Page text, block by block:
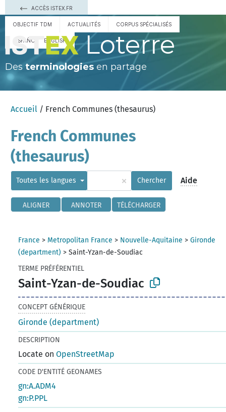
ACCÈS ISTEX.FR
OBJECTIF TDM ACTUALITÉS CORPUS SPÉCIALISÉS
ESPAÑOL ENGLISH Loterre
Des terminologies en partage
Accueil / French Communes (thesaurus)
French Communes
(thesaurus)
Toutes les langues × Chercher Aide
ALIGNER ANNOTER TÉLÉCHARGER
France > Metropolitan France > Nouvelle-Aquitaine >Gironde
(department) >Saint-Yzan-de-Soudiac
TERME PRÉFÉRENTIEL
Saint-Yzan-de-Soudiac
CONCEPT GÉNÉRIQUE
Gironde (department)
DESCRIPTION
Locate onOpenStreetMap
CODE D'ENTITÉ GEONAMES
gn:A.ADM4
gn:P.PPL